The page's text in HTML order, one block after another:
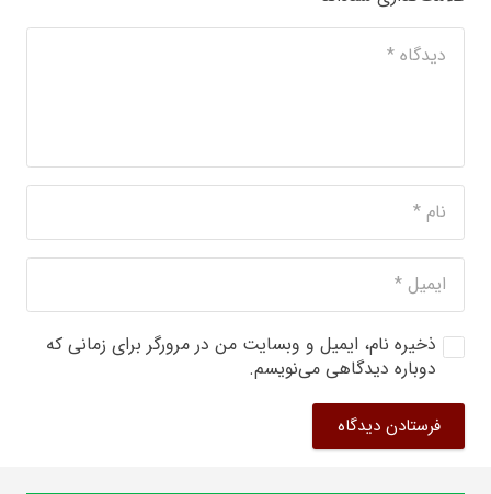
ذخیره نام، ایمیل و وبسایت من در مرورگر برای زمانی که
دوباره دیدگاهی می‌نویسم.
فرستادن دیدگاه